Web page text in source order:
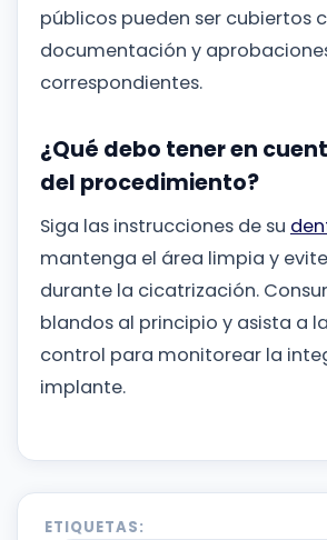
públicos pueden ser cubiertos
documentación y
correspondientes.
¿Qué debo tener en
del procedimiento?
Siga las instrucciones de su
mantenga el área limpia y
durante la cicatrización.
blandos al principio y asista a
control para monitorear la
implante.
ETIQUETAS: